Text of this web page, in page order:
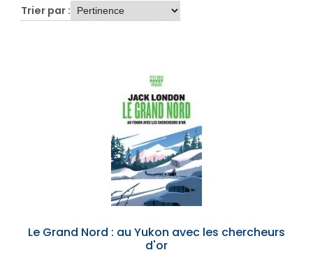
Trier par :
Le Grand Nord : au Yukon avec les chercheurs
d'or